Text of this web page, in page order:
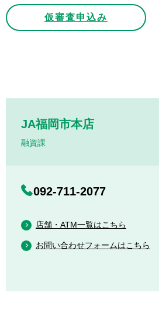
仮審査申込み
JA福岡市本店
融資課
092-711-2077
店舗・ATM一覧はこちら
お問い合わせフォームはこちら